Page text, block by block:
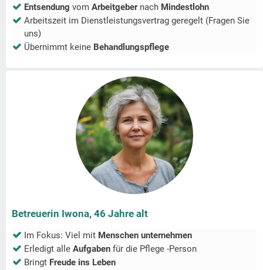
Entsendung vom Arbeitgeber nach Mindestlohn
Arbeitszeit im Dienstleistungsvertrag geregelt (Fragen Sie
uns)
Übernimmt keine Behandlungspflege
Betreuerin Iwona, 46 Jahre alt
Im Fokus: Viel mit Menschen unternehmen
Erledigt alle Aufgaben für die Pflege -Person
Bringt Freude ins Leben